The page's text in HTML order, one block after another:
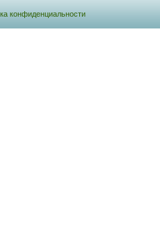
конфиденциальности